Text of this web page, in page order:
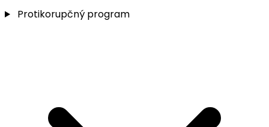
Protikorupčný program